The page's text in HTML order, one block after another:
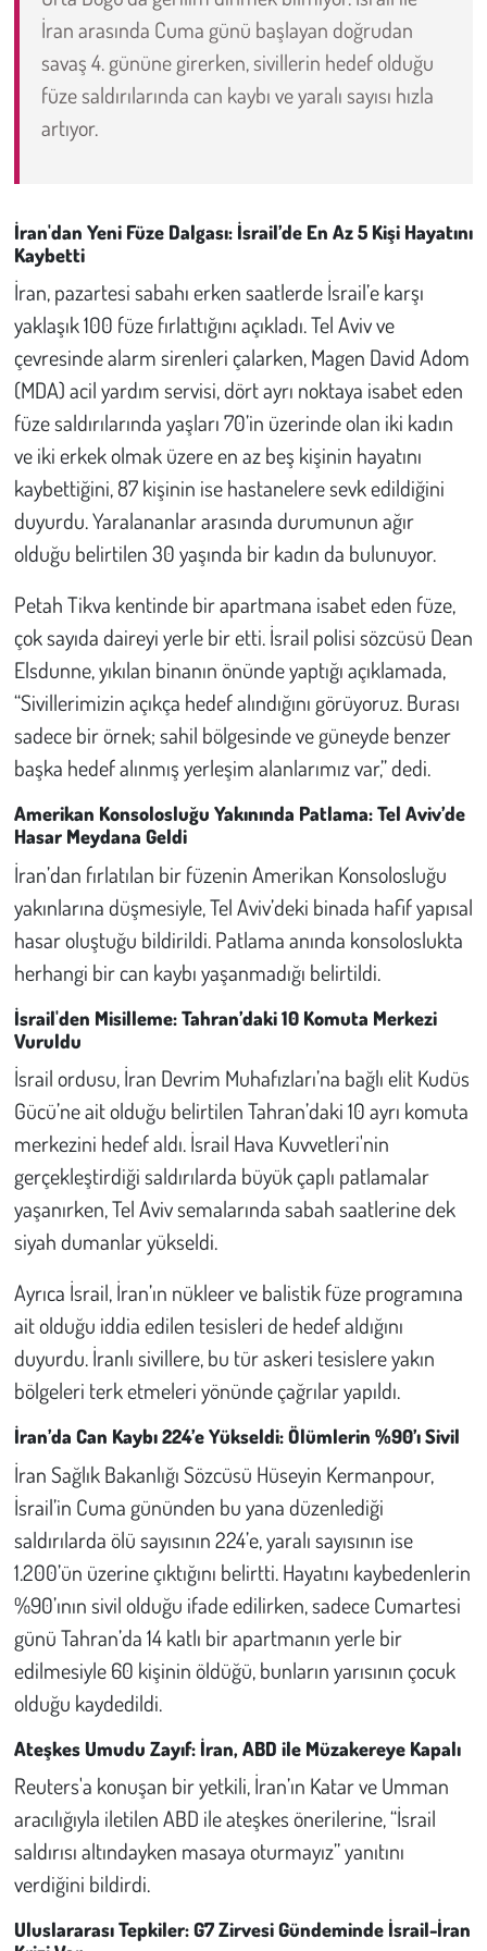
İran arasında Cuma günü başlayan doğrudan
savaş 4. gününe girerken, sivillerin hedef olduğu
füze saldırılarında can kaybı ve yaralı sayısı hızla
artıyor.
İran'dan Yeni Füze Dalgası: İsrail’de En Az 5 Kişi Hayatını
Kaybetti
İran, pazartesi sabahı erken saatlerde İsrail’e karşı
yaklaşık 100 füze fırlattığını açıkladı. Tel Aviv ve
çevresinde alarm sirenleri çalarken, Magen David Adom
(MDA) acil yardım servisi, dört ayrı noktaya isabet eden
füze saldırılarında yaşları 70’in üzerinde olan iki kadın
ve iki erkek olmak üzere en az beş kişinin hayatını
kaybettiğini, 87 kişinin ise hastanelere sevk edildiğini
duyurdu. Yaralananlar arasında durumunun ağır
olduğu belirtilen 30 yaşında bir kadın da bulunuyor.
Petah Tikva kentinde bir apartmana isabet eden füze,
çok sayıda daireyi yerle bir etti. İsrail polisi sözcüsü Dean
Elsdunne, yıkılan binanın önünde yaptığı açıklamada,
“Sivillerimizin açıkça hedef alındığını görüyoruz. Burası
sadece bir örnek; sahil bölgesinde ve güneyde benzer
başka hedef alınmış yerleşim alanlarımız var,” dedi.
Amerikan Konsolosluğu Yakınında Patlama: Tel Aviv’de
Hasar Meydana Geldi
İran’dan fırlatılan bir füzenin Amerikan Konsolosluğu
yakınlarına düşmesiyle, Tel Aviv’deki binada hafif yapısal
hasar oluştuğu bildirildi. Patlama anında konsoloslukta
herhangi bir can kaybı yaşanmadığı belirtildi.
İsrail'den Misilleme: Tahran’daki 10 Komuta Merkezi
Vuruldu
İsrail ordusu, İran Devrim Muhafızları’na bağlı elit Kudüs
Gücü’ne ait olduğu belirtilen Tahran’daki 10 ayrı komuta
merkezini hedef aldı. İsrail Hava Kuvvetleri'nin
gerçekleştirdiği saldırılarda büyük çaplı patlamalar
yaşanırken, Tel Aviv semalarında sabah saatlerine dek
siyah dumanlar yükseldi.
Ayrıca İsrail, İran’ın nükleer ve balistik füze programına
ait olduğu iddia edilen tesisleri de hedef aldığını
duyurdu. İranlı sivillere, bu tür askeri tesislere yakın
bölgeleri terk etmeleri yönünde çağrılar yapıldı.
İran’da Can Kaybı 224’e Yükseldi: Ölümlerin %90’ı Sivil
İran Sağlık Bakanlığı Sözcüsü Hüseyin Kermanpour,
İsrail’in Cuma gününden bu yana düzenlediği
saldırılarda ölü sayısının 224’e, yaralı sayısının ise
1.200’ün üzerine çıktığını belirtti. Hayatını kaybedenlerin
%90’ının sivil olduğu ifade edilirken, sadece Cumartesi
günü Tahran’da 14 katlı bir apartmanın yerle bir
edilmesiyle 60 kişinin öldüğü, bunların yarısının çocuk
olduğu kaydedildi.
Ateşkes Umudu Zayıf: İran, ABD ile Müzakereye Kapalı
Reuters'a konuşan bir yetkili, İran’ın Katar ve Umman
aracılığıyla iletilen ABD ile ateşkes önerilerine, “İsrail
saldırısı altındayken masaya oturmayız” yanıtını
verdiğini bildirdi.
Uluslararası Tepkiler: G7 Zirvesi Gündeminde İsrail-İran
Çevre
Galeri
Hukuk
Tarım
Son Dakika
Kent
Eğlence